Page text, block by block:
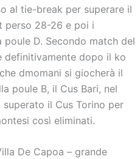
al tie-break per superare il
perso 28-26 e poi i
D. Secondo match del
definitivamente dopo il ko
dmomani si giocherà il
poule B, il Cus Bari, nel
il Cus Torino per
così eliminati.
De Capoa – grande